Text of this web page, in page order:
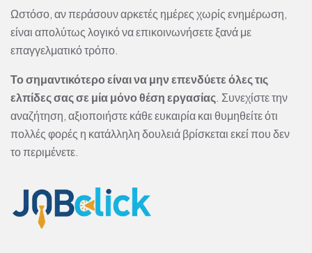
Ωστόσο, αν περάσουν αρκετές ημέρες χωρίς ενημέρωση,
είναι απολύτως λογικό να επικοινωνήσετε ξανά με
επαγγελματικό τρόπο.
Το σημαντικότερο είναι να μην επενδύετε όλες τις
ελπίδες σας σε μία μόνο θέση εργασίας. Συνεχίστε την
αναζήτηση, αξιοποιήστε κάθε ευκαιρία και θυμηθείτε ότι
πολλές φορές η κατάλληλη δουλειά βρίσκεται εκεί που δεν
το περιμένετε.